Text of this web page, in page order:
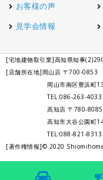
お客様の声
見学会情報